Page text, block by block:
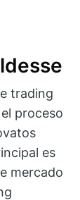
trading
proceso
es
mercado